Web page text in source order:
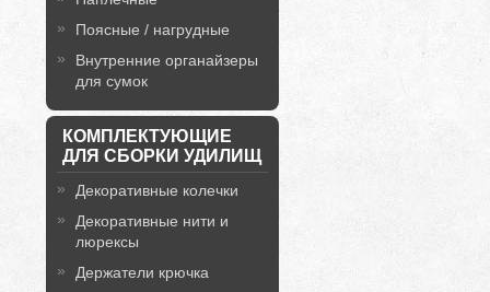
Поясные / нагрудные
Внутренние органайзеры
для сумок
КОМПЛЕКТУЮЩИЕ
ДЛЯ СБОРКИ УДИЛИЩ
Декоративные колечки
Декоративные нити и
люрексы
Держатели крючка